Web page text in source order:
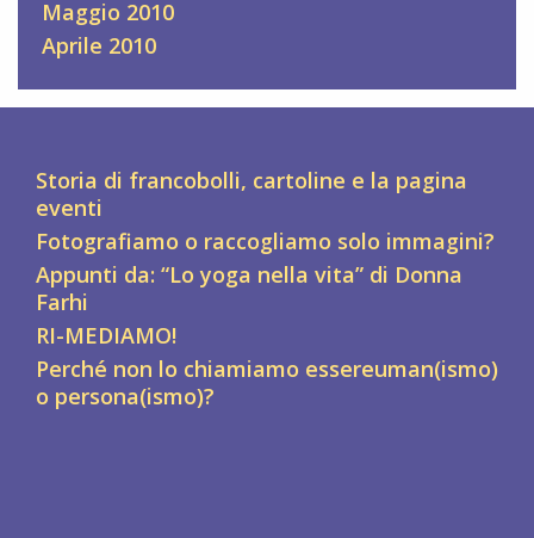
Maggio 2010
Aprile 2010
Storia di francobolli, cartoline e la pagina
eventi
Fotografiamo o raccogliamo solo immagini?
Appunti da: “Lo yoga nella vita” di Donna
Farhi
RI-MEDIAMO!
Perché non lo chiamiamo essereuman(ismo)
o persona(ismo)?